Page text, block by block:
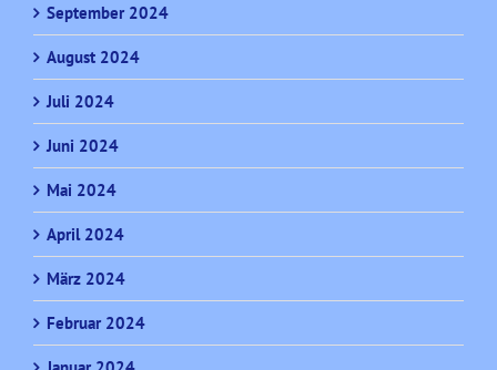
September 2024
August 2024
Juli 2024
Juni 2024
Mai 2024
April 2024
März 2024
Februar 2024